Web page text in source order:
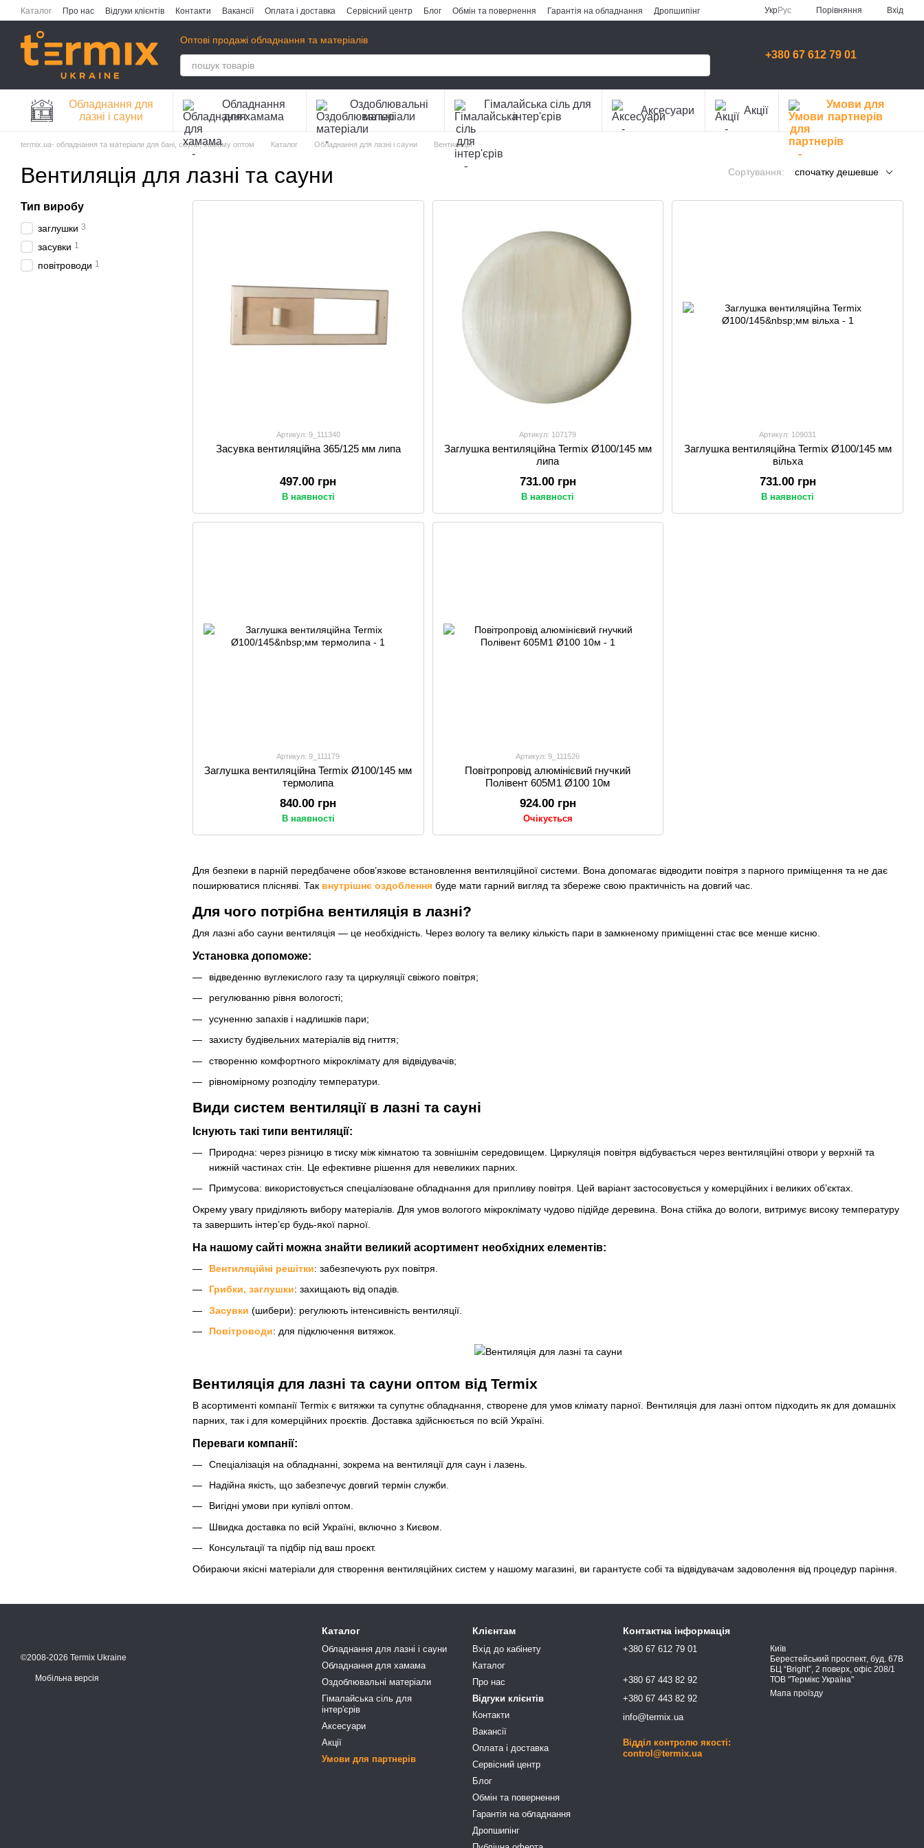
Перейти до основного контенту
Каталог Про нас Відгуки клієнтів Контакти Вакансії Оплата і доставка Сервісний центр Блог Обмін та повернення Гарантія на обладнання
Дропшипінг
УкрРус Порівняння Вхід
Оптові продажі обладнання та матеріалів
+380 67 612 79 01
Обладнання для
лазні і сауни
Обладнання
для хамама
Оздоблювальні
матеріали
Гімалайська сіль для
інтер'єрів
Аксесуари Акції
Умови для
партнерів
termix.ua- обладнання та матеріали для бані, сауни, хамаму оптом Каталог Обладнання для лазні і сауни Вентиляція
Вентиляція для лазні та сауни Сортування: спочатку дешевше
Для безпеки в парній передбачене обов’язкове встановлення вентиляційної системи. Вона допомагає відводити повітря з парного приміщення та не дає
поширюватися плісняві. Так внутрішнє оздоблення буде мати гарний вигляд та збереже свою практичність на довгий час.
Для чого потрібна вентиляція в лазні?
Для лазні або сауни вентиляція — це необхідність. Через вологу та велику кількість пари в замкненому приміщенні стає все менше кисню.
Установка допоможе:
відведенню вуглекислого газу та циркуляції свіжого повітря;
регулюванню рівня вологості;
усуненню запахів і надлишків пари;
захисту будівельних матеріалів від гниття;
створенню комфортного мікроклімату для відвідувачів;
рівномірному розподілу температури.
Види систем вентиляції в лазні та сауні
Існують такі типи вентиляції:
Природна: через різницю в тиску між кімнатою та зовнішнім середовищем. Циркуляція повітря відбувається через вентиляційні отвори у верхній та
нижній частинах стін. Це ефективне рішення для невеликих парних.
Примусова: використовується спеціалізоване обладнання для припливу повітря. Цей варіант застосовується у комерційних і великих об’єктах.
Окрему увагу приділяють вибору матеріалів. Для умов вологого мікроклімату чудово підійде деревина. Вона стійка до вологи, витримує високу температуру
та завершить інтер’єр будь-якої парної.
На нашому сайті можна знайти великий асортимент необхідних елементів:
Вентиляційні решітки: забезпечують рух повітря.
Грибки, заглушки: захищають від опадів.
Засувки (шибери): регулюють інтенсивність вентиляції.
Повітроводи: для підключення витяжок.
Вентиляція для лазні та сауни оптом від Termix
В асортименті компанії Termix є витяжки та супутнє обладнання, створене для умов клімату парної. Вентиляція для лазні оптом підходить як для домашніх
парних, так і для комерційних проєктів. Доставка здійснюється по всій Україні.
Переваги компанії:
Спеціалізація на обладнанні, зокрема на вентиляції для саун і лазень.
Надійна якість, що забезпечує довгий термін служби.
Вигідні умови при купівлі оптом.
Швидка доставка по всій Україні, включно з Києвом.
Консультації та підбір під ваш проєкт.
Обираючи якісні матеріали для створення вентиляційних систем у нашому магазині, ви гарантуєте собі та відвідувачам задоволення від процедур паріння.
Артикул: 9_111340
Засувка вентиляційна 365/125 мм липа
497.00 грн
В наявності
Артикул: 107179
Заглушка вентиляційна Termix Ø100/145 мм
липа
731.00 грн
В наявності
Артикул: 109031
Заглушка вентиляційна Termix Ø100/145 мм
вільха
731.00 грн
В наявності
Артикул: 9_111179
Заглушка вентиляційна Termix Ø100/145 мм
термолипа
840.00 грн
В наявності
Артикул: 9_111526
Повітропровід алюмінієвий гнучкий
Полівент 605М1 Ø100 10м
924.00 грн
Очікується
Тип виробу
заглушки 3
засувки 1
повітроводи 1
©2008-2026 Termix Ukraine
Мобільна версія
Каталог
Обладнання для лазні і сауни
Обладнання для хамама
Оздоблювальні матеріали
Гімалайська сіль для
інтер'єрів
Аксесуари
Акції
Умови для партнерів
Клієнтам
Вхід до кабінету
Каталог
Про нас
Відгуки клієнтів
Контакти
Вакансії
Оплата і доставка
Сервісний центр
Блог
Обмін та повернення
Гарантія на обладнання
Дропшипінг
Контактна інформація
+380 67 612 79 01
+380 67 443 82 92
+380 67 443 82 92
info@termix.ua
Відділ контролю якості:
control@termix.ua
Київ
Берестейський проспект, буд. 67В
БЦ “Bright”, 2 поверх, офіс 208/1
ТОВ "Термікс Україна"
Мапа проїзду